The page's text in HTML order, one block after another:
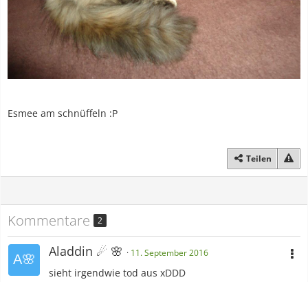
Esmee am schnüffeln :P
Teilen
Kommentare 2
Aladdin ☄ 🌸 11. September 2016
sieht irgendwie tod aus xDDD